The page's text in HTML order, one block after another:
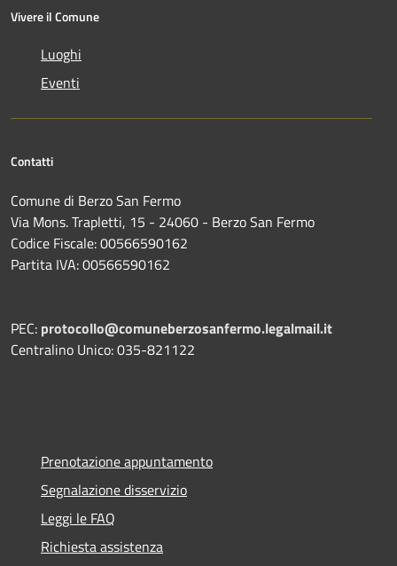
Vivere il Comune
Luoghi
Eventi
Contatti
Comune di Berzo San Fermo
Via Mons. Trapletti, 15 - 24060 - Berzo San Fermo
Codice Fiscale: 00566590162
Partita IVA: 00566590162
PEC: protocollo@comuneberzosanfermo.legalmail.it
Centralino Unico: 035-821122
Prenotazione appuntamento
Segnalazione disservizio
Leggi le FAQ
Richiesta assistenza